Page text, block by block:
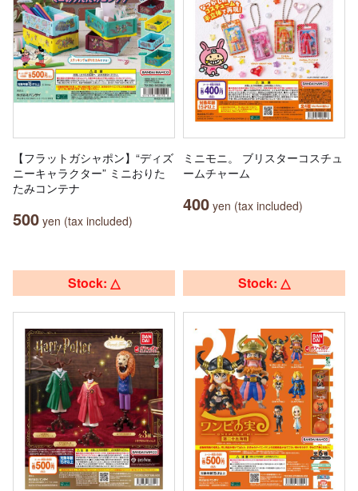
【フラットガシャポン】“ディズ
ニーキャラクター” ミニおりた
たみコンテナ
500 yen (tax included)
ミニモニ。 ブリスターコスチュ
ームチャーム
400 yen (tax included)
Stock: △ Stock: △